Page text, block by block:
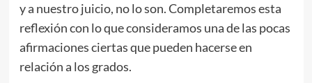
y a nuestro juicio, no lo son. Completaremos esta
reflexión con lo que consideramos una de las pocas
afirmaciones ciertas que pueden hacerse en
relación a los grados.